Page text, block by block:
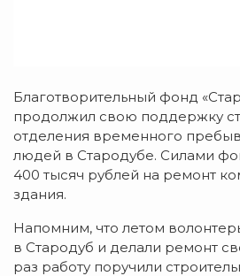
Благотворительный фонд
продолжил свою поддержку
отделения временного
людей в Стародубе. Силами
400 тысяч рублей на ремонт
здания.
Напомним, что летом
в Стародуб и делали ремонт
раз работу поручили